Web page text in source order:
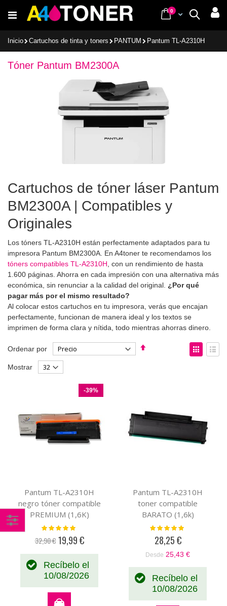
al
Buscar
Cart
0items
Inicio Cartuchos de tinta y toners PANTUM Pantum TL-A2310H
Tóner Pantum BM2300A
Cartuchos de tóner láser Pantum
BM2300A | Compatibles y
Originales
Los tóners TL-A2310H están perfectamente adaptados para tu
impresora Pantum BM2300A. En A4toner te recomendamos los
tóners compatibles TL-A2310H , con un rendimiento de hasta
1.600 páginas. Ahorra en cada impresión con una alternativa más
económica, sin renunciar a la calidad del original. ¿Por qué
pagar más por el mismo resultado?
Al colocar estos cartuchos en tu impresora, verás que encajan
perfectamente, funcionan de manera ideal y los textos se
imprimen de forma clara y nítida, todo mientras ahorras dinero.
Ordenar por
Fijar
Ver
como
Mostrar
-39%
Pantum TL-A2310H
negro tóner compatible
PREMIUM (1,6K)
Valoración:
32,90 € Precio
19,99 €
Recíbelo el
10/08/2026
Pantum TL-A2310H
toner compatible
BARATO (1,6k)
Valoración:
28,25 €
Desde 25,43 €
Recíbelo el
10/08/2026
Comprar